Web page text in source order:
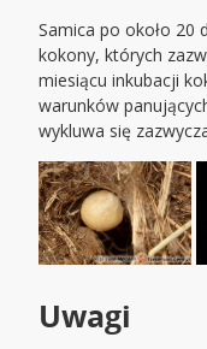
Samica po około 20
kokony, których
miesiącu inkubacji
warunków
wykluwa się
Uwagi